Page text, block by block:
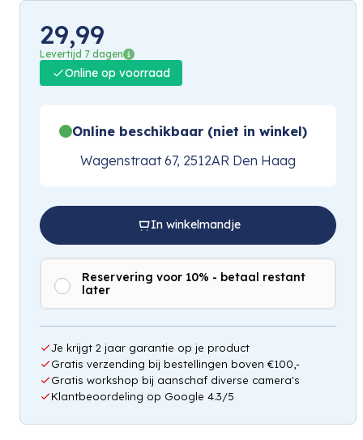
29,99
Levertijd 7 dagen
Online op voorraad
Online beschikbaar (niet in winkel)
Wagenstraat 67, 2512AR Den Haag
In winkelmandje
Reservering voor 10% - betaal restant
later
Je krijgt 2 jaar garantie op je product
Gratis verzending bij bestellingen boven €100,-
Gratis workshop bij aanschaf diverse camera's
Klantbeoordeling op Google 4.3/5